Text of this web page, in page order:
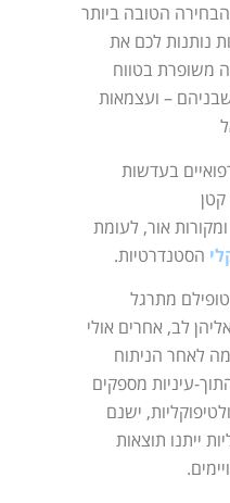
הטובה ביותר
נותנות לכם את
משופרת בטווח
– ועצמאות
בעדשות
קטן
אור, לעומת
הסטנדרטיות.
מתרגל
לב, אחרים אולי
לאחר הניתוח
עיניות מספקים
ישנם
ייתנו תוצאות